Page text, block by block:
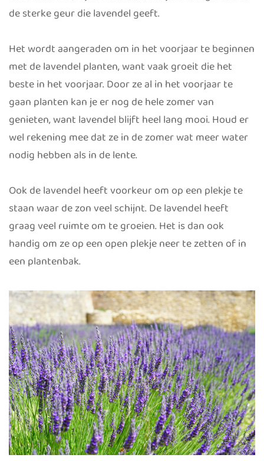
de sterke geur die lavendel geeft.
Het wordt aangeraden om in het voorjaar te beginnen
met de lavendel planten, want vaak groeit die het
beste in het voorjaar. Door ze al in het voorjaar te
gaan planten kan je er nog de hele zomer van
genieten, want lavendel blijft heel lang mooi. Houd er
wel rekening mee dat ze in de zomer wat meer water
nodig hebben als in de lente.
Ook de lavendel heeft voorkeur om op een plekje te
staan waar de zon veel schijnt. De lavendel heeft
graag veel ruimte om te groeien. Het is dan ook
handig om ze op een open plekje neer te zetten of in
een plantenbak.